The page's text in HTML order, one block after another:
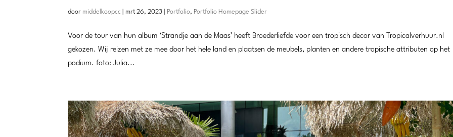
door middelkoopcc |mrt 26, 2023 Portfolio, Portfolio Homepage Slider
Voor de tour van hun album ‘Strandje aan de Maas’ heeft Broederliefde voor een tropisch decor van Tropicalverhuur.nl
gekozen. Wij reizen met ze mee door het hele land en plaatsen de meubels, planten en andere tropische attributen op het
podium. foto: Julia...